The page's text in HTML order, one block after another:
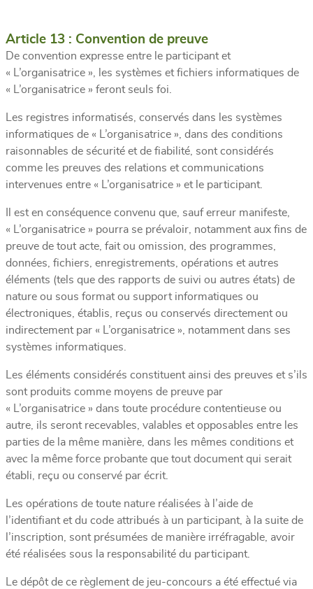
Article 13 : Convention de preuve
De convention expresse entre le participant et
« L’organisatrice », les systèmes et fichiers informatiques de
« L’organisatrice » feront seuls foi.
Les registres informatisés, conservés dans les systèmes
informatiques de « L’organisatrice », dans des conditions
raisonnables de sécurité et de fiabilité, sont considérés
comme les preuves des relations et communications
intervenues entre « L’organisatrice » et le participant.
Il est en conséquence convenu que, sauf erreur manifeste,
« L’organisatrice » pourra se prévaloir, notamment aux fins de
preuve de tout acte, fait ou omission, des programmes,
données, fichiers, enregistrements, opérations et autres
éléments (tels que des rapports de suivi ou autres états) de
nature ou sous format ou support informatiques ou
électroniques, établis, reçus ou conservés directement ou
indirectement par « L’organisatrice », notamment dans ses
systèmes informatiques.
Les éléments considérés constituent ainsi des preuves et s’ils
sont produits comme moyens de preuve par
« L’organisatrice » dans toute procédure contentieuse ou
autre, ils seront recevables, valables et opposables entre les
parties de la même manière, dans les mêmes conditions et
avec la même force probante que tout document qui serait
établi, reçu ou conservé par écrit.
Les opérations de toute nature réalisées à l’aide de
l’identifiant et du code attribués à un participant, à la suite de
l’inscription, sont présumées de manière irréfragable, avoir
été réalisées sous la responsabilité du participant.
Le dépôt de ce règlement de jeu-concours a été effectué via